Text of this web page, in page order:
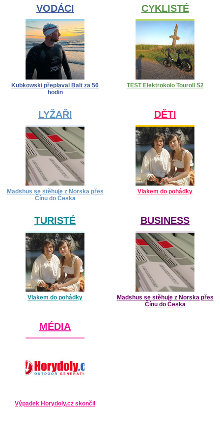
VODÁCI
Kubkowski přeplaval Balt za 56
hodin
CYKLISTÉ
TEST Elektrokolo Touroll S2
LYŽAŘI
Madshus se stěhuje z Norska přes
Čínu do Česka
DĚTI
Vlakem do pohádky
TURISTÉ
Vlakem do pohádky
BUSINESS
Madshus se stěhuje z Norska přes
Čínu do Česka
MÉDIA
Výpadek Horydoly.cz skončil